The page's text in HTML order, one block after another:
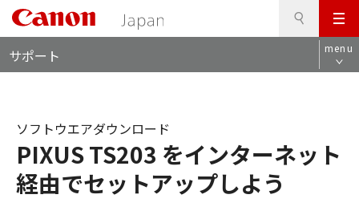
メ
ニ
ュ
サポート menu
PIXUS TS203 をインターネット
経由でセットアップしよう
ソフトウエアダウンロード